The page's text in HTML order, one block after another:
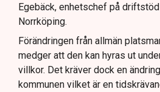
Egebäck, enhetschef på
Norrköping.
Förändringen från allmän
medger att den kan hyras ut
villkor. Det kräver dock en
kommunen vilket är en